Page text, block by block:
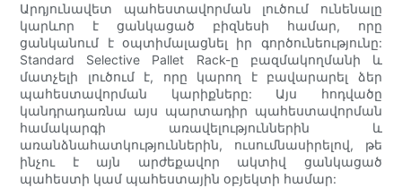
Արդյունավետ պահեստավորման լուծում ունենալը
կարևոր է ցանկացած բիզնեսի համար, որը
ցանկանում է օպտիմալացնել իր գործունեությունը:
Standard Selective Pallet Rack-ը բազմակողմանի և
մատչելի լուծում է, որը կարող է բավարարել ձեր
պահեստավորման կարիքները: Այս հոդվածը
կանդրադառնա այս պարտադիր պահեստավորման
համակարգի առավելություններին և
առանձնահատկություններին, ուսումնասիրելով, թե
ինչու է այն արժեքավոր ակտիվ ցանկացած
պահեստի կամ պահեստային օբյեկտի համար: